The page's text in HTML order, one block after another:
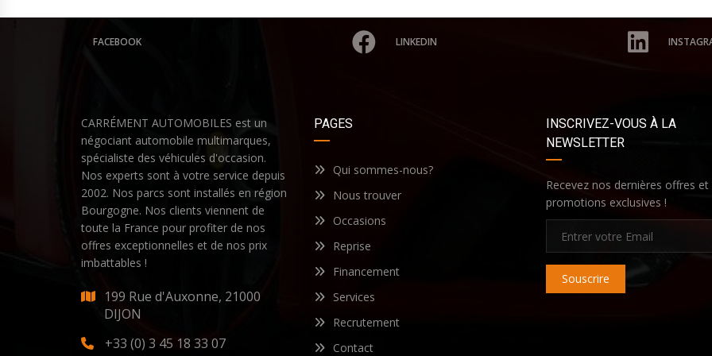
FACEBOOK LINKEDIN
CARRÉMENT AUTOMOBILES est un
négociant automobile multimarques,
spécialiste des véhicules d'occasion.
Nos experts sont à votre service depuis
2002. Nos parcs sont installés en région
Bourgogne. Nos clients viennent de
toute la France pour profiter de nos
offres exceptionnelles et de nos prix
imbattables !
199 Rue d'Auxonne, 21000
DIJON
+33 (0) 3 45 18 33 07
PAGES
Qui sommes-nous?
Nous trouver
Occasions
Reprise
Financement
Services
Recrutement
Contact
INSCRIVEZ-VOUS À LA
NEWSLETTER
Recevez nos dernières offres et
promotions exclusives !
Souscrire